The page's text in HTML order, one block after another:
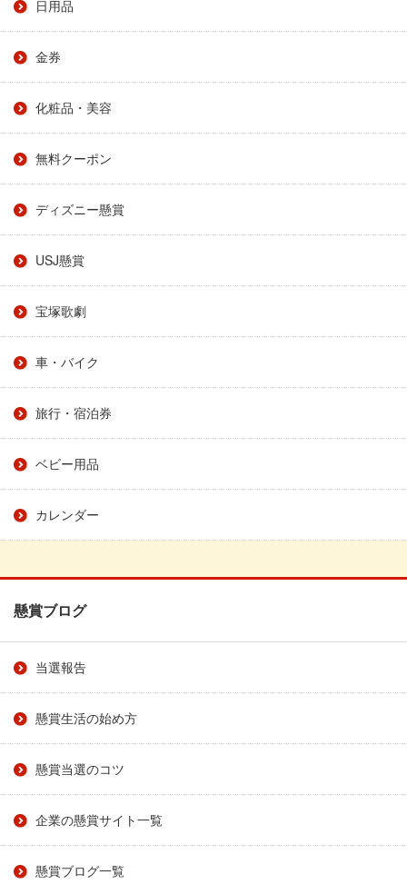
日用品
金券
化粧品・美容
無料クーポン
ディズニー懸賞
USJ懸賞
宝塚歌劇
車・バイク
旅行・宿泊券
ベビー用品
カレンダー
懸賞ブログ
当選報告
懸賞生活の始め方
懸賞当選のコツ
企業の懸賞サイト一覧
懸賞ブログ一覧